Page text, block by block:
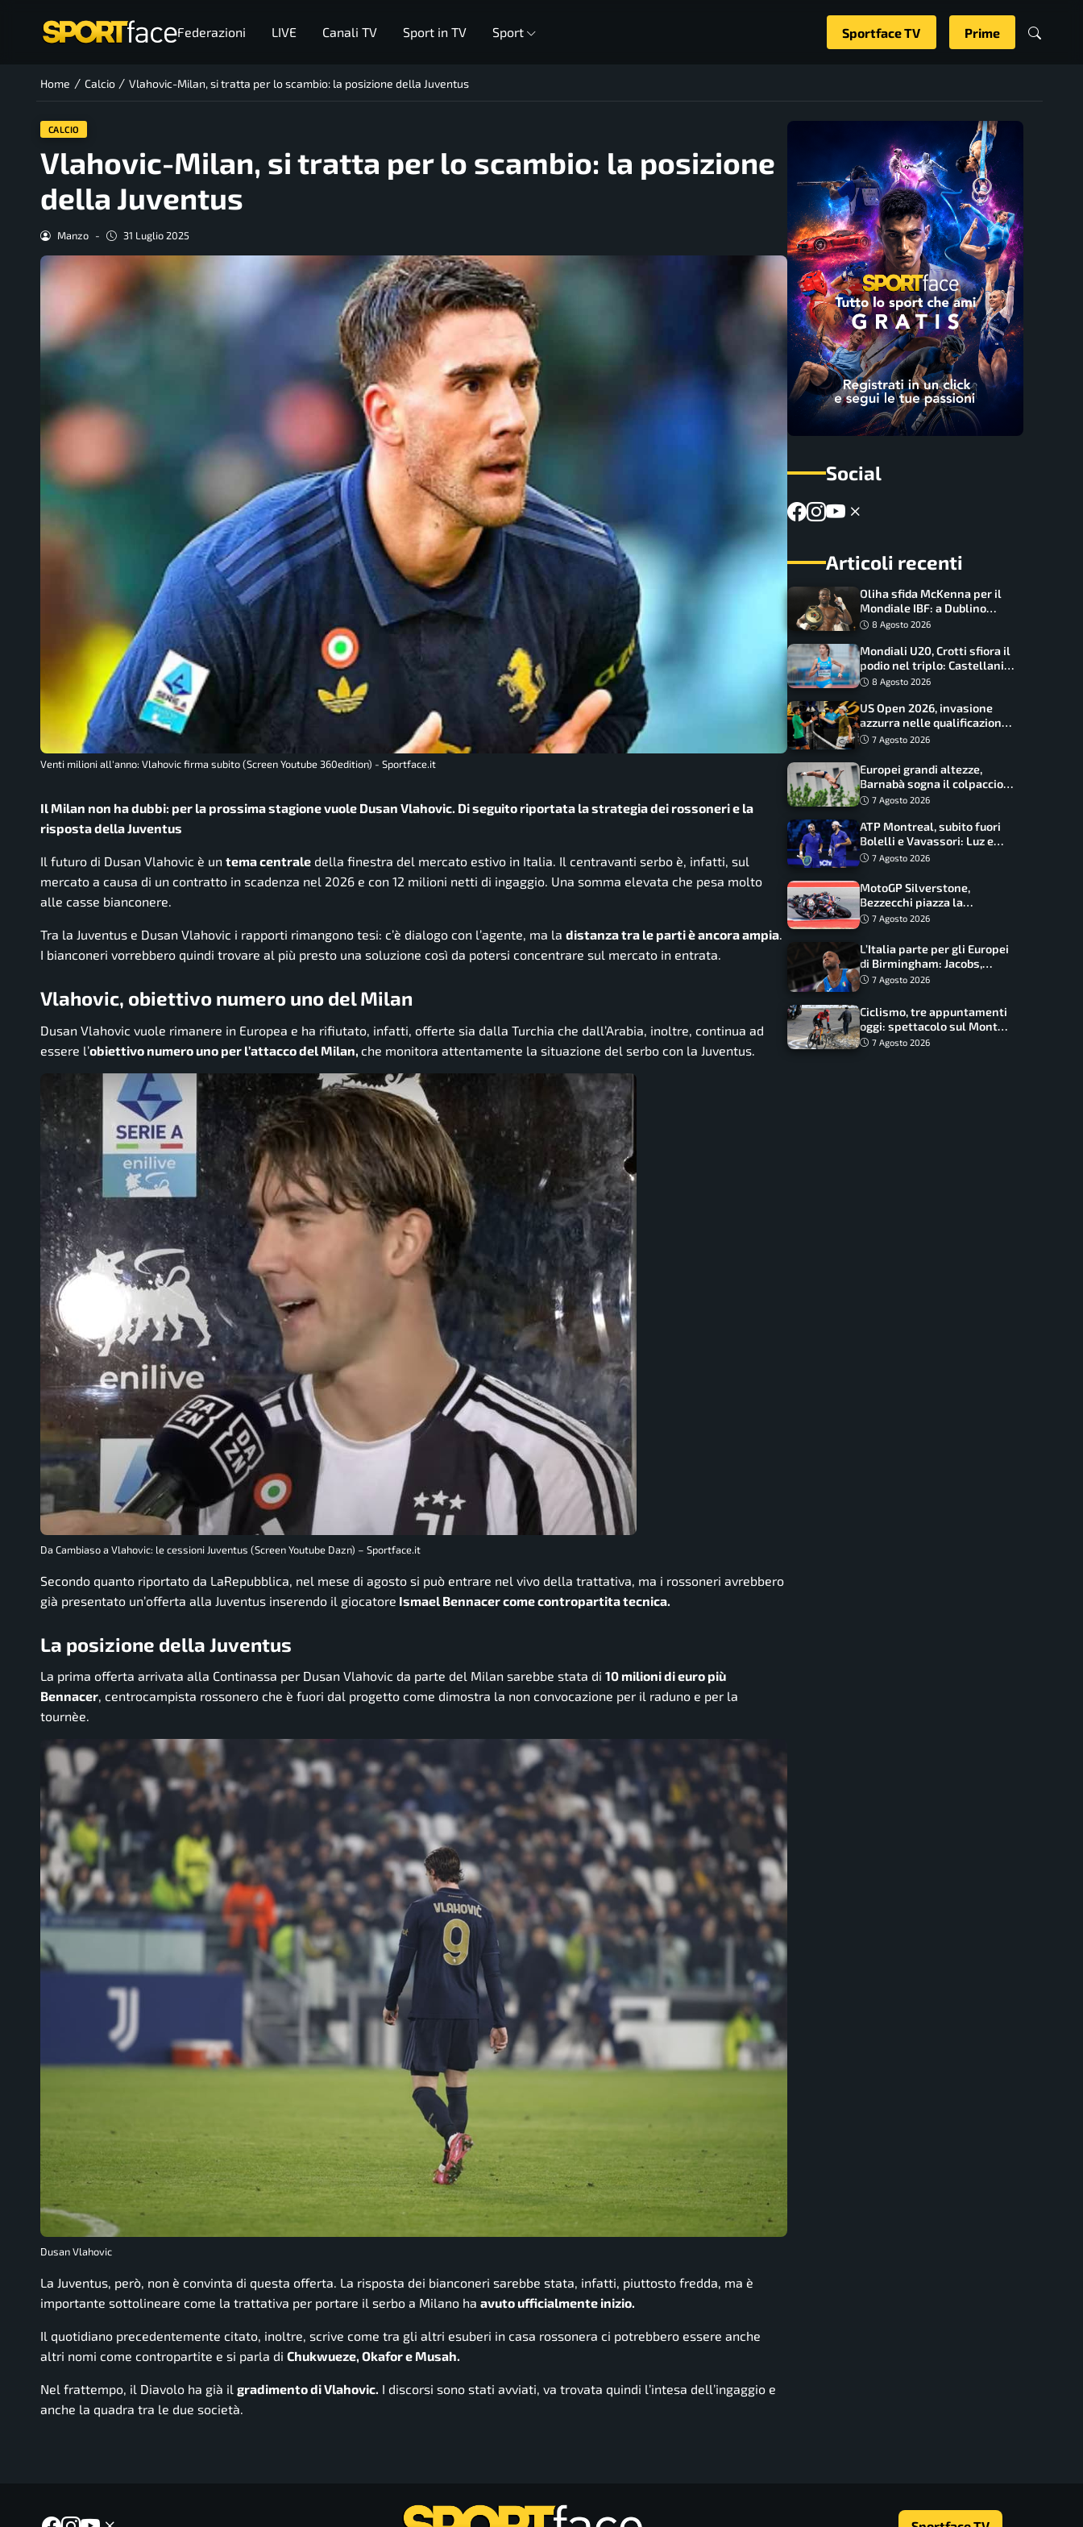
Federazioni LIVE Canali TV Sport in TV Sport Sportface TV Prime
Home / Calcio / Vlahovic-Milan, si tratta per lo scambio: la posizione della Juventus
CALCIO
Vlahovic-Milan, si tratta per lo scambio: la posizione
della Juventus
Manzo - 31 Luglio 2025
Venti milioni all'anno: Vlahovic firma subito (Screen Youtube 360edition) - Sportface.it
Il Milan non ha dubbi: per la prossima stagione vuole Dusan Vlahovic. Di seguito riportata la strategia dei rossoneri e la
risposta della Juventus
Il futuro di Dusan Vlahovic è un tema centrale della finestra del mercato estivo in Italia. Il centravanti serbo è, infatti, sul
mercato a causa di un contratto in scadenza nel 2026 e con 12 milioni netti di ingaggio. Una somma elevata che pesa molto
alle casse bianconere.
Tra la Juventus e Dusan Vlahovic i rapporti rimangono tesi: c’è dialogo con l’agente, ma la distanza tra le parti è ancora ampia.
I bianconeri vorrebbero quindi trovare al più presto una soluzione così da potersi concentrare sul mercato in entrata.
Vlahovic, obiettivo numero uno del Milan
Dusan Vlahovic vuole rimanere in Europea e ha rifiutato, infatti, offerte sia dalla Turchia che dall’Arabia, inoltre, continua ad
essere l’obiettivo numero uno per l’attacco del Milan, che monitora attentamente la situazione del serbo con la Juventus.
Da Cambiaso a Vlahovic: le cessioni Juventus (Screen Youtube Dazn) – Sportface.it
Secondo quanto riportato da LaRepubblica , nel mese di agosto si può entrare nel vivo della trattativa, ma i rossoneri avrebbero
già presentato un’offerta alla Juventus inserendo il giocatore Ismael Bennacer come contropartita tecnica.
La posizione della Juventus
La prima offerta arrivata alla Continassa per Dusan Vlahovic da parte del Milan sarebbe stata di 10 milioni di euro più
Bennacer, centrocampista rossonero che è fuori dal progetto come dimostra la non convocazione per il raduno e per la
tournèe.
Dusan Vlahovic
La Juventus, però, non è convinta di questa offerta. La risposta dei bianconeri sarebbe stata, infatti, piuttosto fredda, ma è
importante sottolineare come la trattativa per portare il serbo a Milano ha avuto ufficialmente inizio.
Il quotidiano precedentemente citato, inoltre, scrive come tra gli altri esuberi in casa rossonera ci potrebbero essere anche
altri nomi come contropartite e si parla di Chukwueze, Okafor e Musah.
Nel frattempo, il Diavolo ha già il gradimento di Vlahovic. I discorsi sono stati avviati, va trovata quindi l’intesa dell’ingaggio e
anche la quadra tra le due società.
Social
Articoli recenti
Oliha sfida McKenna per il
Mondiale IBF: a Dublino
serve l’impresa nella tana
8 Agosto 2026
Mondiali U20, Crotti sfiora il
podio nel triplo: Castellani
da record, Succo in finale
8 Agosto 2026
US Open 2026, invasione
azzurra nelle qualificazioni:
17 italiani a caccia del main
7 Agosto 2026
Europei grandi altezze,
Barnabà sogna il colpaccio:
è leader a metà gara, Baraldi
7 Agosto 2026
ATP Montreal, subito fuori
Bolelli e Vavassori: Luz e
Matos fermano gli azzurri
7 Agosto 2026
MotoGP Silverstone,
Bezzecchi piazza la
zampata: Aprilia domina,
7 Agosto 2026
L’Italia parte per gli Europei
di Birmingham: Jacobs,
Tamberi e Battocletti
guidano una spedizione
record
7 Agosto 2026
Ciclismo, tre appuntamenti
oggi: spettacolo sul Mont
Ventoux, orari e come
7 Agosto 2026